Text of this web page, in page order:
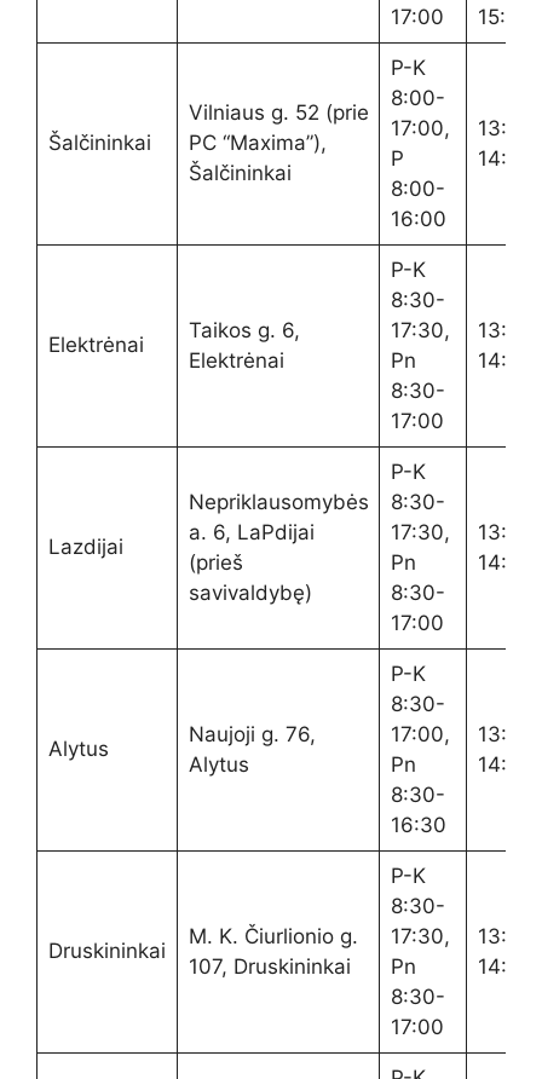
17:00
15:15
Šalčininkai
Vilniaus g. 52 (prie
PC “Maxima”),
Šalčininkai
P-K
8:00-
17:00,
P
8:00-
16:00
13:00-
14:00
Elektrėnai
Taikos g. 6,
Elektrėnai
P-K
8:30-
17:30,
Pn
8:30-
17:00
13:00-
14:00
Lazdijai
Nepriklausomybės
a. 6, LaPdijai
(prieš
savivaldybę)
P-K
8:30-
17:30,
Pn
8:30-
17:00
13:00-
14:00
Alytus
Naujoji g. 76,
Alytus
P-K
8:30-
17:00,
Pn
8:30-
16:30
13:00-
14:00
Druskininkai
M. K. Čiurlionio g.
107, Druskininkai
P-K
8:30-
17:30,
Pn
8:30-
17:00
13:00-
14:00